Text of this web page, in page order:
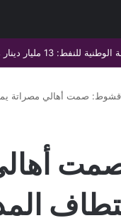
توضح ملابسات غلق
قشوط: صمت أهالي مصراتة
أهالي